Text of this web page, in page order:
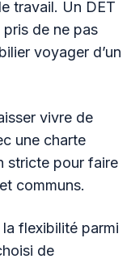
travail. Un DET
de ne pas
voyager d’un
vivre de
une charte
stricte pour faire
communs.
la flexibilité parmi
de